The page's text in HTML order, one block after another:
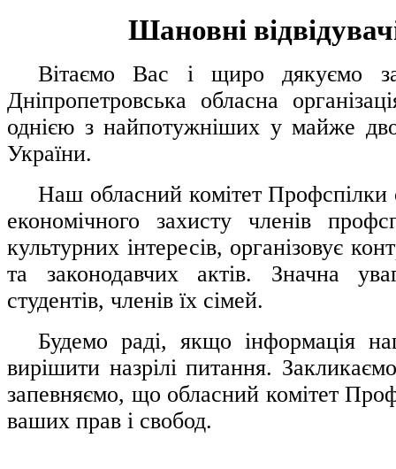
Шановні
Вітаємо Вас і щиро дякуємо за
Дніпропетровська обласна
однією з найпотужніших у майже
України.
Наш обласний комітет Профспілки
економічного захисту членів
культурних інтересів, організовує
та законодавчих актів. Значна
студентів, членів їх сімей.
Будемо раді, якщо інформація
вирішити назрілі питання.
запевняємо, що обласний комітет
ваших прав і свобод.